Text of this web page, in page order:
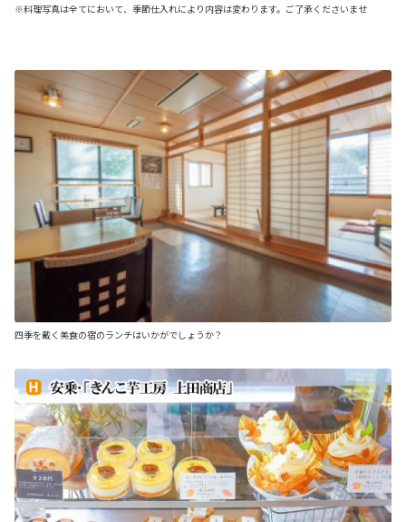
※料理写真は全てにおいて、季節仕入れにより内容は変わります。ご了承くださいませ
四季を戴く美食の宿のランチはいかがでしょうか？